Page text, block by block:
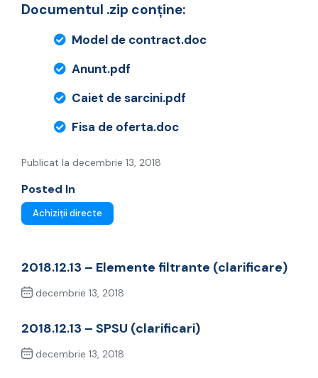
Documentul .zip conține:
Model de contract.doc
Anunt.pdf
Caiet de sarcini.pdf
Fisa de oferta.doc
Publicat la decembrie 13, 2018
Posted In
Achiziții directe
2018.12.13 – Elemente filtrante (clarificare)
decembrie 13, 2018
2018.12.13 – SPSU (clarificari)
decembrie 13, 2018